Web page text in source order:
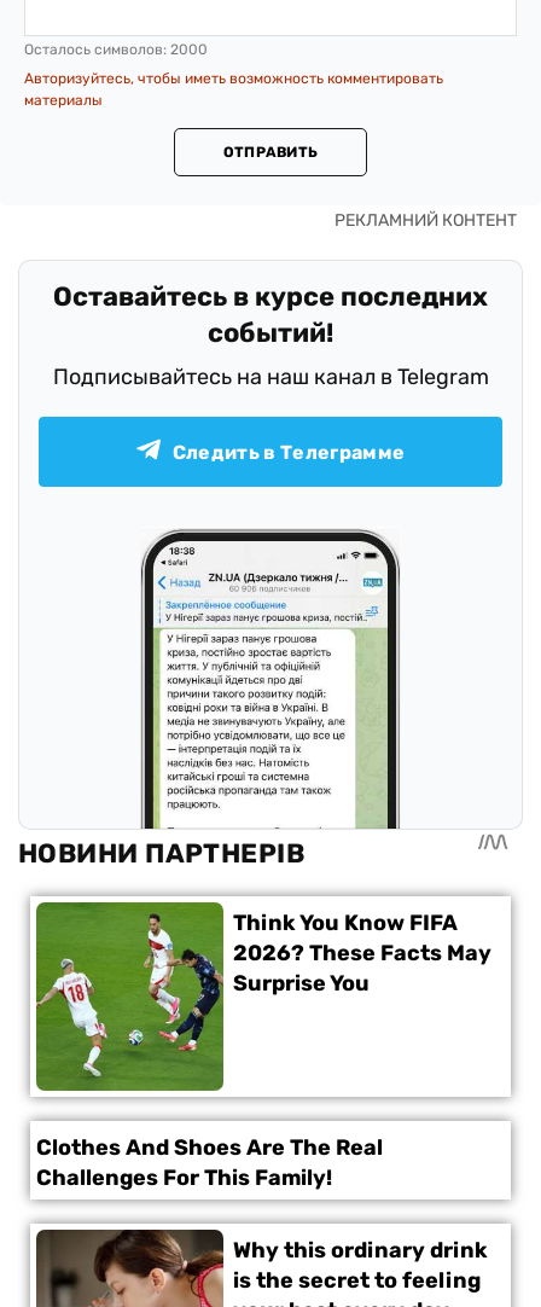
Осталось символов: 2000
Авторизуйтесь, чтобы иметь возможность комментировать
материалы
ОТПРАВИТЬ
Оставайтесь в курсе последних
событий!
Подписывайтесь на наш канал в Telegram
Следить в Телеграмме